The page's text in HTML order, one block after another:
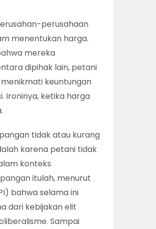
perusahaan
menentukan harga.
mereka
dipihak lain, petani
keuntungan
Ironinya, ketika harga
tidak atau kurang
karena petani tidak
konteks
itulah, menurut
bahwa selama ini
dari kebijakan elit
Sampai